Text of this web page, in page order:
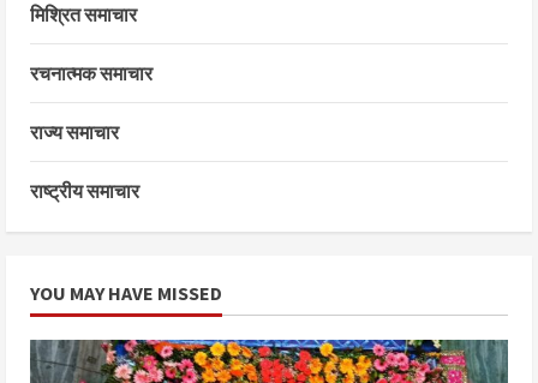
मिश्रित समाचार
रचनात्मक समाचार
राज्य समाचार
राष्ट्रीय समाचार
YOU MAY HAVE MISSED